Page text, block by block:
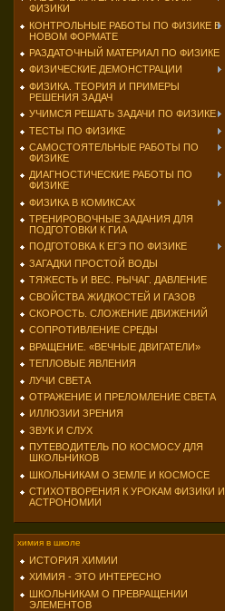
ФИЗИКИ
КОНТРОЛЬНЫЕ РАБОТЫ ПО ФИЗИКЕ В
НОВОМ ФОРМАТЕ
РАЗДАТОЧНЫЙ МАТЕРИАЛ ПО ФИЗИКЕ
ФИЗИЧЕСКИЕ ДЕМОНСТРАЦИИ
ФИЗИКА. ТЕОРИЯ И ПРИМЕРЫ
РЕШЕНИЯ ЗАДАЧ
УЧИМСЯ РЕШАТЬ ЗАДАЧИ ПО ФИЗИКЕ
ТЕСТЫ ПО ФИЗИКЕ
САМОСТОЯТЕЛЬНЫЕ РАБОТЫ ПО
ФИЗИКЕ
ДИАГНОСТИЧЕСКИЕ РАБОТЫ ПО
ФИЗИКЕ
ФИЗИКА В КОМИКСАХ
ТРЕНИРОВОЧНЫЕ ЗАДАНИЯ ДЛЯ
ПОДГОТОВКИ К ГИА
ПОДГОТОВКА К ЕГЭ ПО ФИЗИКЕ
ЗАГАДКИ ПРОСТОЙ ВОДЫ
ТЯЖЕСТЬ И ВЕС. РЫЧАГ. ДАВЛЕНИЕ
СВОЙСТВА ЖИДКОСТЕЙ И ГАЗОВ
СКОРОСТЬ. СЛОЖЕНИЕ ДВИЖЕНИЙ
СОПРОТИВЛЕНИЕ СРЕДЫ
ВРАЩЕНИЕ. «ВЕЧНЫЕ ДВИГАТЕЛИ»
ТЕПЛОВЫЕ ЯВЛЕНИЯ
ЛУЧИ СВЕТА
ОТРАЖЕНИЕ И ПРЕЛОМЛЕНИЕ СВЕТА
ИЛЛЮЗИИ ЗРЕНИЯ
ЗВУК И СЛУХ
ПУТЕВОДИТЕЛЬ ПО КОСМОСУ ДЛЯ
ШКОЛЬНИКОВ
ШКОЛЬНИКАМ О ЗЕМЛЕ И КОСМОСЕ
СТИХОТВОРЕНИЯ К УРОКАМ ФИЗИКИ И
АСТРОНОМИИ
химия в школе
ИСТОРИЯ ХИМИИ
ХИМИЯ - ЭТО ИНТЕРЕСНО
ШКОЛЬНИКАМ О ПРЕВРАЩЕНИИ
ЭЛЕМЕНТОВ